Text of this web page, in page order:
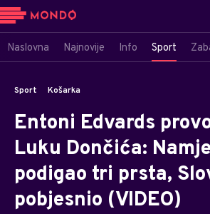
Naslovna Najnovije Info Sport
Sport Košarka
Entoni Edvards
Luku Dončića:
podigao tri prsta,
pobjesnio (VIDEO)